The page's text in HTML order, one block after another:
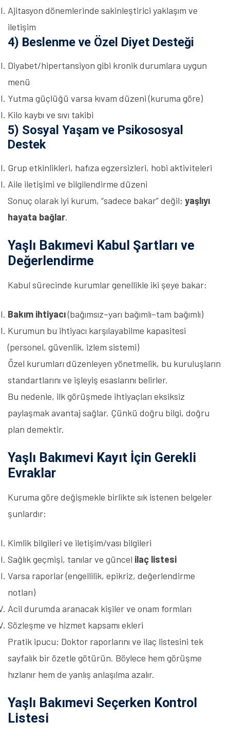
Ajitasyon dönemlerinde sakinleştirici yaklaşım ve
iletişim
4) Beslenme ve Özel Diyet Desteği
Diyabet/hipertansiyon gibi kronik durumlara uygun
menü
Yutma güçlüğü varsa kıvam düzeni (kuruma göre)
Kilo kaybı ve sıvı takibi
5) Sosyal Yaşam ve Psikososyal
Destek
Grup etkinlikleri, hafıza egzersizleri, hobi aktiviteleri
Aile iletişimi ve bilgilendirme düzeni
Sonuç olarak iyi kurum, “sadece bakar” değil; yaşlıyı
hayata bağlar.
Yaşlı Bakımevi Kabul Şartları ve
Değerlendirme
Kabul sürecinde kurumlar genellikle iki şeye bakar:
Bakım ihtiyacı(bağımsız–yarı bağımlı–tam bağımlı)
Kurumun bu ihtiyacı karşılayabilme kapasitesi
(personel, güvenlik, izlem sistemi)
Özel kurumları düzenleyen yönetmelik, bu kuruluşların
standartlarını ve işleyiş esaslarını belirler.
Bu nedenle, ilk görüşmede ihtiyaçları eksiksiz
paylaşmak avantaj sağlar. Çünkü doğru bilgi, doğru
plan demektir.
Yaşlı Bakımevi Kayıt İçin Gerekli
Evraklar
Kuruma göre değişmekle birlikte sık istenen belgeler
şunlardır:
Kimlik bilgileri ve iletişim/vası bilgileri
Sağlık geçmişi, tanılar ve güncel ilaç listesi
Varsa raporlar (engellilik, epikriz, değerlendirme
notları)
Acil durumda aranacak kişiler ve onam formları
Sözleşme ve hizmet kapsamı ekleri
Pratik ipucu: Doktor raporlarını ve ilaç listesini tek
sayfalık bir özetle götürün. Böylece hem görüşme
hızlanır hem de yanlış anlaşılma azalır.
Yaşlı Bakımevi Seçerken Kontrol
Listesi